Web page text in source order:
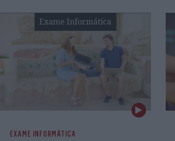
Exame Informática
EXAME INFORMÁTICA